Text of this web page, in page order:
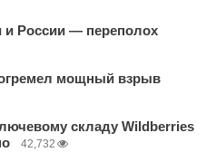
и России — переполох
мощный взрыв
складу Wildberries
42,732